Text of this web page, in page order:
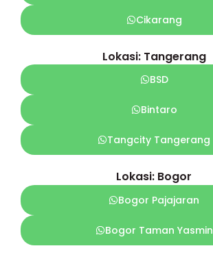
Cikarang
Lokasi: Tangerang
BSD
Bintaro
Tangcity Tangerang
Lokasi: Bogor
Bogor Pajajaran
Bogor Taman Yasmin